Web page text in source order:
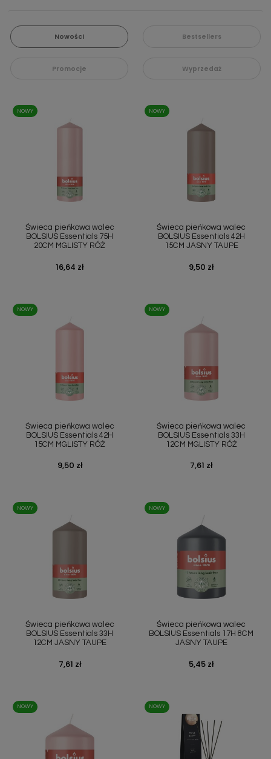
Nowości Bestsellers
Promocje Wyprzedaż
Świeca pieńkowa walec
BOLSIUS Essentials 75H
20CM MGLISTY RÓŻ
Cena
16,64 zł
NOWY
Świeca pieńkowa walec
BOLSIUS Essentials 42H
15CM JASNY TAUPE
Cena
9,50 zł
NOWY
Świeca pieńkowa walec
BOLSIUS Essentials 42H
15CM MGLISTY RÓŻ
Cena
9,50 zł
NOWY
Świeca pieńkowa walec
BOLSIUS Essentials 33H
12CM MGLISTY RÓŻ
Cena
7,61 zł
NOWY
Świeca pieńkowa walec
BOLSIUS Essentials 33H
12CM JASNY TAUPE
Cena
7,61 zł
NOWY
Świeca pieńkowa walec
BOLSIUS Essentials 17H 8CM
JASNY TAUPE
Cena
5,45 zł
NOWY
NOWY NOWY